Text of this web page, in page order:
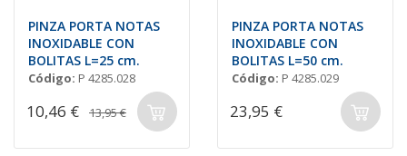
PINZA PORTA NOTAS
INOXIDABLE CON
BOLITAS L=25 cm.
Código: P 4285.028
10,46 € 13,95 €
PINZA PORTA NOTAS
INOXIDABLE CON
BOLITAS L=50 cm.
Código: P 4285.029
23,95 €